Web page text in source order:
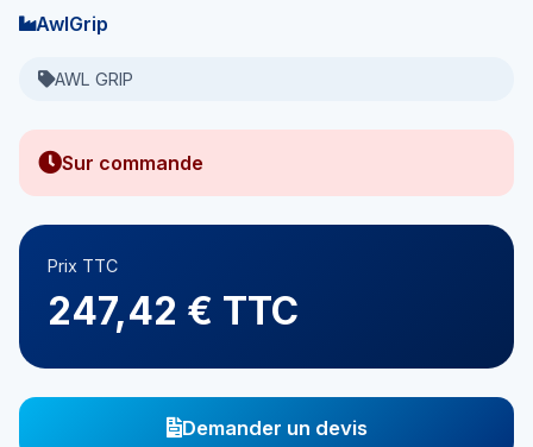
AwlGrip
AWL GRIP
Sur commande
Prix TTC
247,42 € TTC
Demander un devis